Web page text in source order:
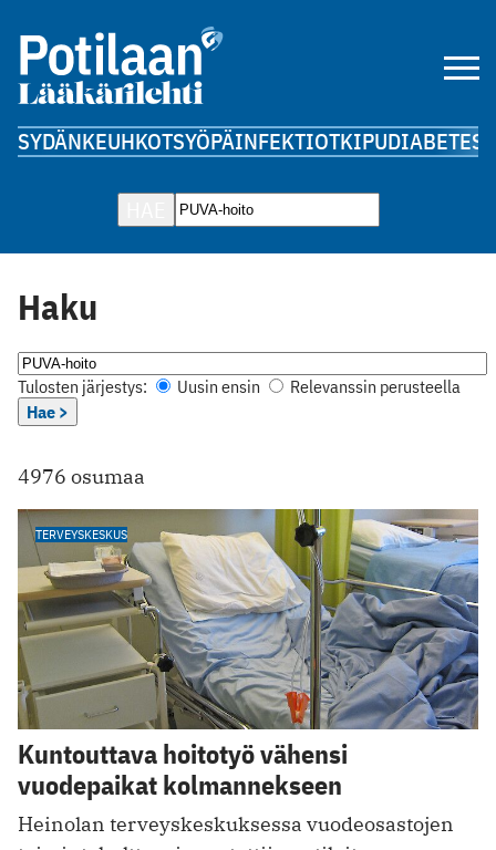
SYDÄNKEUHKOTSYÖPÄINFEKTIOTKIPUDIABETES
Haku
Tulosten järjestys: Uusin ensin
Relevanssin perusteella
Hae >
4976 osumaa
TERVEYSKESKUS
Kuntouttava hoitotyö vähensi
vuodepaikat kolmannekseen
Heinolan terveyskeskuksessa vuodeosastojen